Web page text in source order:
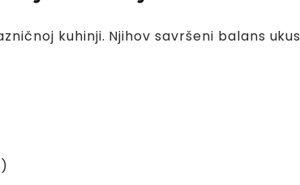
kuhinji. Njihov savršeni balans